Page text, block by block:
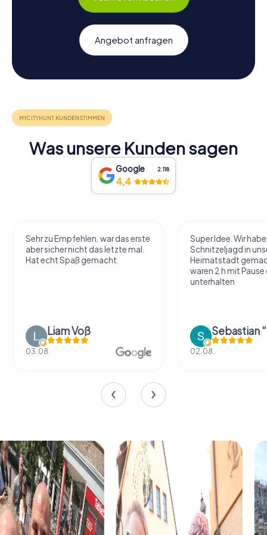
Angebot anfragen
Was unsere Kunden sagen
Google 2.118
4,4
Sehr zu Empfehlen, war das erste
aber sicher nicht das letzte mal.
Hat echt Spaß gemacht.
Liam Voß
03.08.
Super Idee. Wir
Schnitzeljagd in
Heimatstadt
waren 2 h mit
unterhalten
02.08.